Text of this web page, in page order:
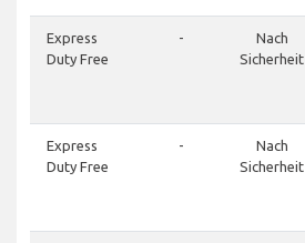
Express
Duty Free
-
Nach
Sicherheit
Express
Duty Free
-
Nach
Sicherheit